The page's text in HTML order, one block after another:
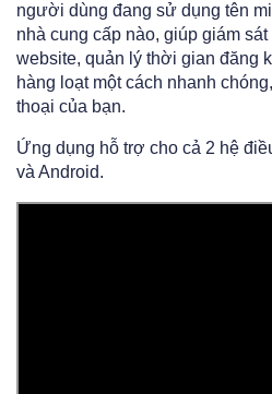
người dùng đang sử dụng tên
nhà cung cấp nào, giúp giám
website, quản lý thời gian đăng
hàng loạt một cách nhanh
thoại của bạn.
Ứng dụng hỗ trợ cho cả 2 hệ
và Android.